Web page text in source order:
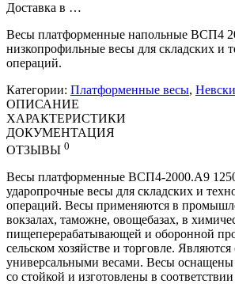
Доставка в …
Весы платформенные напольные ВСП4
низкопрофильные весы для складских и
операций.
Категории: Платформенные весы,
ОПИСАНИЕ
ХАРАКТЕРИСТИКИ
ДОКУМЕНТАЦИЯ
ОТЗЫВЫ 0
Весы платформенные ВСП4-2000.А9
ударопрочные весы для складских и
операций. Весы применяются в
вокзалах, таможне, овощебазах, в
пищеперерабатывающей и оборонной
сельском хозяйстве и торговле.
универсальными весами. Весы
со стойкой и изготовлены в